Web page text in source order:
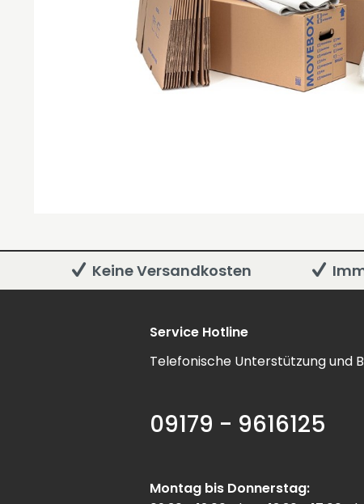
Keine Versandkosten
Service Hotline
Telefonische Unterstützung und
09179 - 9616125
Montag bis Donnerstag: